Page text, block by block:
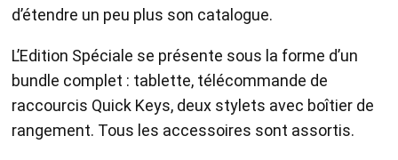
d’étendre un peu plus son catalogue.
L’Edition Spéciale se présente sous la forme d’un
bundle complet : tablette, télécommande de
raccourcis Quick Keys, deux stylets avec boîtier de
rangement. Tous les accessoires sont assortis.